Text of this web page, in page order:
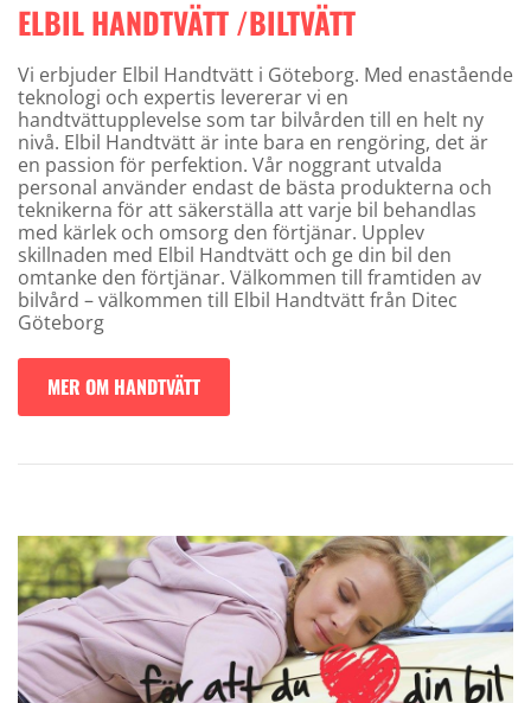
ELBIL HANDTVÄTT /BILTVÄTT
Vi erbjuder Elbil Handtvätt i Göteborg. Med enastående
teknologi och expertis levererar vi en
handtvättupplevelse som tar bilvården till en helt ny
nivå. Elbil Handtvätt är inte bara en rengöring, det är
en passion för perfektion. Vår noggrant utvalda
personal använder endast de bästa produkterna och
teknikerna för att säkerställa att varje bil behandlas
med kärlek och omsorg den förtjänar. Upplev
skillnaden med Elbil Handtvätt och ge din bil den
omtanke den förtjänar. Välkommen till framtiden av
bilvård – välkommen till Elbil Handtvätt från Ditec
Göteborg
MER OM HANDTVÄTT